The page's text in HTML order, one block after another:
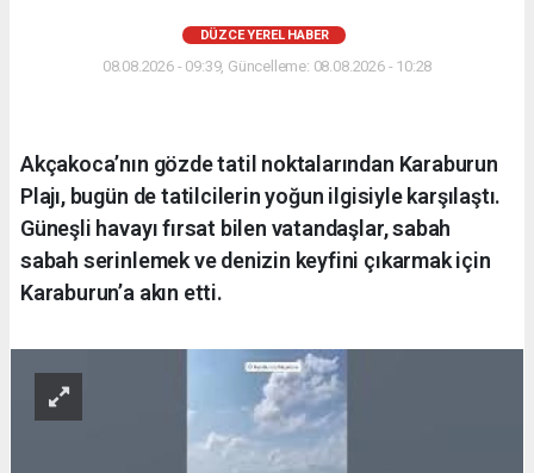
DÜZCE YEREL HABER
08.08.2026 - 09:39, Güncelleme: 08.08.2026 - 10:28
Akçakoca’nın gözde tatil noktalarından Karaburun
Plajı, bugün de tatilcilerin yoğun ilgisiyle karşılaştı.
Güneşli havayı fırsat bilen vatandaşlar, sabah
sabah serinlemek ve denizin keyfini çıkarmak için
Karaburun’a akın etti.